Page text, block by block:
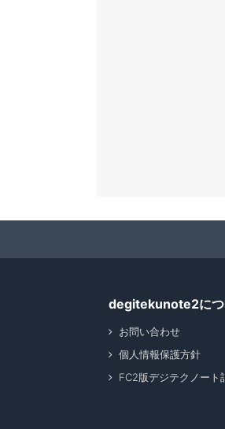
degitekunote2につ
お問い合わせ
個人情報保護方針
FC2版デジテクノート